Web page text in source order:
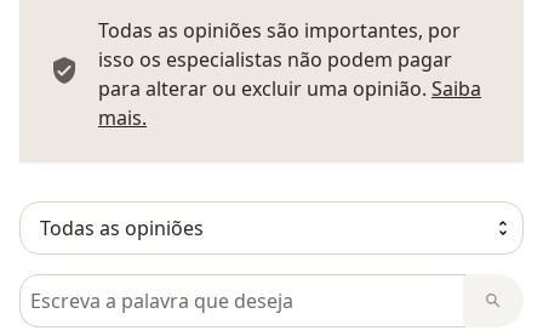
Todas as opiniões são importantes, por
isso os especialistas não podem pagar
para alterar ou excluir uma opinião. Saiba
mais.
Pesquisar em opiniões